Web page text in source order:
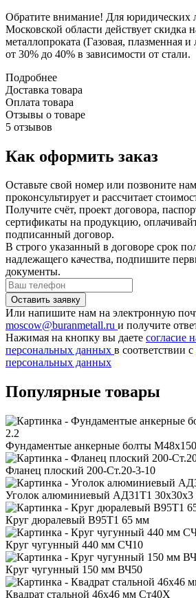
Обратите внимание! Для юридических
Московской области действует скидка
металлопроката (Газовая, плазменная и
от 30% до 40% в зависимости от стали.
Подробнее
Доставка товара
Оплата товара
Отзывы о товаре
5 отзывов
Как оформить заказ
Оставьте свой номер или позвоните
проконсультирует и рассчитает
Получите счёт, проект договора,
сертификаты на продукцию,
подписанный договор.
В строго указанный в договоре срок
надлежащего качества, подпишите
документы.
Или напишите нам на электронную
moscow@buranmetall.ru и получите
Нажимая на кнопку вы даете согласие
персональных данных в соответствии с
персональных данных
Популярные товары
Фундаментые анкерные болты
Фланец плоский 200-Ст.20-3-10
Уголок алюминиевый АД31Т1
Круг дюралевый В95Т1 65 мм
Круг чугунный 440 мм СЧ10
Круг чугунный 150 мм ВЧ50
Квадрат стальной 46x46 мм Ст40Х